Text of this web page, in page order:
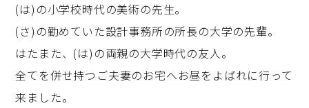
(は)の小学校時代の美術の先生。
(さ)の勤めていた設計事務所の所長の大学の先輩。
はたまた、(は)の両親の大学時代の友人。
全てを併せ持つご夫妻のお宅へお昼をよばれに行って
来ました。